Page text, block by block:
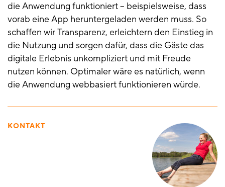
die Anwendung funktioniert – beispielsweise, dass
vorab eine App heruntergeladen werden muss. So
schaffen wir Transparenz, erleichtern den Einstieg in
die Nutzung und sorgen dafür, dass die Gäste das
digitale Erlebnis unkompliziert und mit Freude
nutzen können. Optimaler wäre es natürlich, wenn
die Anwendung webbasiert funktionieren würde.
KONTAKT